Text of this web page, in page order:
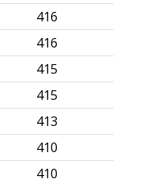
416
416
415
415
413
410
410